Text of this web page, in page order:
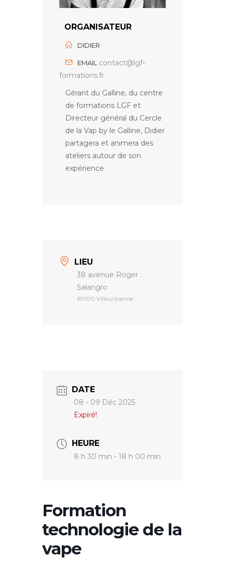
ORGANISATEUR
DIDIER
EMAIL
contact@lgf-
formations.fr
Gérant du Galline, du centre
de formations LGF et
Directeur général du Cercle
de la Vap by le Galline, Didier
partagera et animera des
ateliers autour de son
expérience
LIEU
38 avenue Roger
Salangro
69100 Villeurbanne
DATE
08 - 09 Déc 2025
Expiré!
HEURE
8 h 30 min - 18 h 00 min
Formation
technologie de la
vape